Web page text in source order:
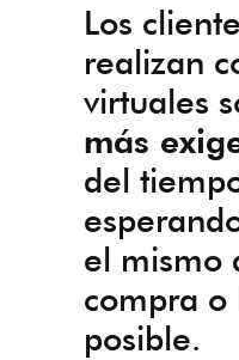
Los
realizan
virtuales
más
del
el mismo
compra o
posible.